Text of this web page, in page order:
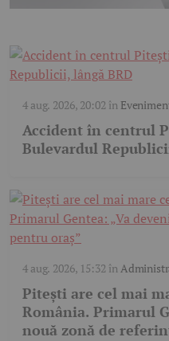
4 aug. 2026, 20:02 în
Accident în centrul
Bulevardul
4 aug. 2026, 15:32 în
Pitești are cel mai
România. Primarul
nouă zonă de